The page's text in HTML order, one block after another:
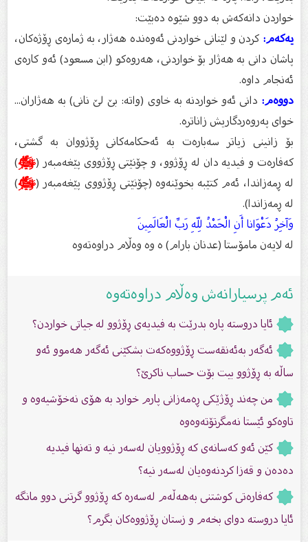
خواردن دانەكەش بە دوو شێوە دەبێت:
یەكەم:كردن و لێنانى خواردنى ئەوەندە هەژار، بە ژمارەى ڕۆژەكان،
پاشان دانى بە هەژار بۆ خواردنى، هەروەكو (ابن مسعود) ئەو كارەى
ئەنجام داوە.
دووەم:دانى ئەو خواردنە بە خاوى (واتە: بێ لێ نانى) بە هەژاران...
خواى پەروەردگاریش زاناترە.
بۆ زانینى زیاتر سەبارەت بە ئەحكامەكانى ڕۆژووان بە گشتى،
كەفارەت و فیدیە دان لە ڕۆژوو، و چۆنێتى ڕۆژووى پێغەمبەر (ﷺ)
لە ڕمەزاندا، ئەم كتێبە بخوێنەوە (چۆنێتى ڕۆژووى پێغەمبەر (ﷺ)
لە ڕمەزاندا).
وَآخِرُ دَعْوَانا أَنِ الْحَمْدُ لِلّهِ رَبِّ الْعَالَمِينَ
لە لایەن مامۆستا (عدنان بارام) ە وە وەڵام دراوەتەوە
ئەم پرسیارانەش وەڵام دراوەتەوە
ئایا دروسته‌ پاره‌ بدرێت به‌ فیدیه‌ى ڕۆژوو له‌ جیاتى خواردن؟
ئەگەر بەئەنقەست ڕۆژووەكەت بشكێنى ئەگەر هەموو ئەو
ساڵە بە ڕۆژوو بیت بۆت حساب ناكرێ؟
من چەند ڕۆژێكى ڕەمەزانى پارم خوارد بە هۆى نەخۆشیەوە و
تاوەكو ئێستا نەمگرتۆتەوەوە
کێن ئەو کەسانەى کە ڕۆژوویان لەسەر نیە و تەنها فیدیە
دەدەن و قەزا کردنەوەیان لەسەر نیە؟
کەفارەتی کوشتنی بەهەڵەم لەسەرە کە ڕۆژوو گرتنی دوو مانگە
ئایا دروستە دوای بخەم و زستان ڕۆژووەکان بگرم؟